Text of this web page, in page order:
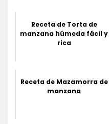
Receta de Torta de
manzana húmeda fácil y
rica
Receta de Mazamorra de
manzana